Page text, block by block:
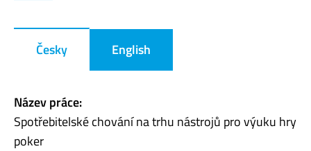
Česky English
Název práce:
Spotřebitelské chování na trhu nástrojů pro výuku hry
poker